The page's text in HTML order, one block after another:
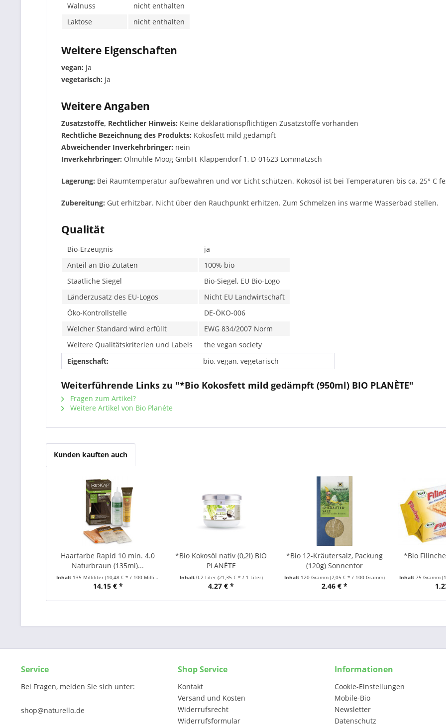
Walnuss
nicht enthalten
Laktose
nicht enthalten
Weitere Eigenschaften
vegan: ja
vegetarisch: ja
Weitere Angaben
Zusatzstoffe, Rechtlicher Hinweis: Keine deklarationspflichtigen Zusatzstoffe vorhanden
Rechtliche Bezeichnung des Produkts: Kokosfett mild gedämpft
Abweichender Inverkehrbringer: nein
Inverkehrbringer: Ölmühle Moog GmbH, Klappendorf 1, D-01623 Lommatzsch
Lagerung: Bei Raumtemperatur aufbewahren und vor Licht schützen. Kokosöl ist bei Temperaturen bis ca. 25° C
Zubereitung: Gut erhitzbar. Nicht über den Rauchpunkt erhitzen. Zum Schmelzen ins warme Wasserbad stellen.
Qualität
Bio-Erzeugnis
ja
Anteil an Bio-Zutaten
100% bio
Staatliche Siegel
Bio-Siegel, EU Bio-Logo
Länderzusatz des EU-Logos
Nicht EU Landwirtschaft
Öko-Kontrollstelle
DE-ÖKO-006
Welcher Standard wird erfüllt
EWG 834/2007 Norm
Weitere Qualitätskriterien und Labels
the vegan society
Eigenschaft:
bio, vegan, vegetarisch
Weiterführende Links zu "*Bio Kokosfett mild gedämpft (950ml) BIO PLANÈTE"
Fragen zum Artikel?
Weitere Artikel von Bio Planéte
Kunden kauften auch
Haarfarbe Rapid 10 min. 4.0
Naturbraun (135ml)...
Inhalt 135 Milliliter (10,48 € * / 100 Milliliter)
14,15 € *
*Bio Kokosöl nativ (0,2l) BIO
PLANÈTE
Inhalt 0.2 Liter (21,35 € * / 1 Liter)
4,27 € *
*Bio 12-Kräutersalz, Packung
(120g) Sonnentor
Inhalt 120 Gramm (2,05 € * / 100 Gramm)
2,46 € *
*Bio
Inhalt 75 Gramm
Service
Bei Fragen, melden Sie sich unter:
shop@naturello.de
Shop Service
Kontakt
Versand und Kosten
Widerrufsrecht
Widerrufsformular
Informationen
Cookie-Einstellungen
Mobile-Bio
Newsletter
Datenschutz